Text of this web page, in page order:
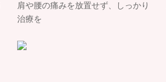
肩や腰の痛みを放置せず、しっかり
治療を